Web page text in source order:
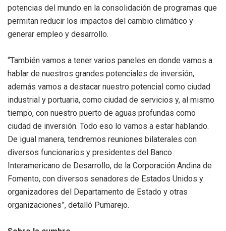
potencias del mundo en la consolidación de programas que
permitan reducir los impactos del cambio climático y
generar empleo y desarrollo.
“También vamos a tener varios paneles en donde vamos a
hablar de nuestros grandes potenciales de inversión,
además vamos a destacar nuestro potencial como ciudad
industrial y portuaria, como ciudad de servicios y, al mismo
tiempo, con nuestro puerto de aguas profundas como
ciudad de inversión. Todo eso lo vamos a estar hablando.
De igual manera, tendremos reuniones bilaterales con
diversos funcionarios y presidentes del Banco
Interamericano de Desarrollo, de la Corporación Andina de
Fomento, con diversos senadores de Estados Unidos y
organizadores del Departamento de Estado y otras
organizaciones”, detalló Pumarejo.